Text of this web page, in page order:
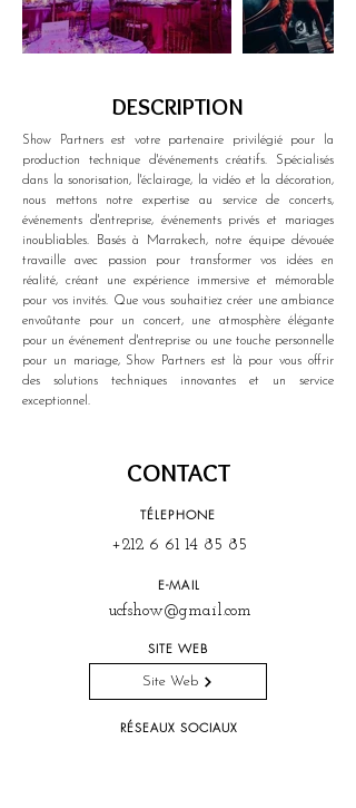
DESCRIPTION
Show Partners est votre partenaire privilégié pour la
production technique d'événements créatifs. Spécialisés
dans la sonorisation, l'éclairage, la vidéo et la décoration,
nous mettons notre expertise au service de concerts,
événements d'entreprise, événements privés et mariages
inoubliables. Basés à Marrakech, notre équipe dévouée
travaille avec passion pour transformer vos idées en
réalité, créant une expérience immersive et mémorable
pour vos invités. Que vous souhaitiez créer une ambiance
envoûtante pour un concert, une atmosphère élégante
pour un événement d'entreprise ou une touche personnelle
pour un mariage, Show Partners est là pour vous offrir
des solutions techniques innovantes et un service
exceptionnel.
TÉLEPHONE
+212 6 61 14 85 85
E-MAIL
ucfshow@gmail.com
SITE WEB
Site Web
RÉSEAUX SOCIAUX
CONTACT